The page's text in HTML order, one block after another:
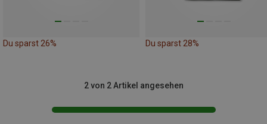
Du sparst 26% Du sparst 28%
2 von 2 Artikel angesehen